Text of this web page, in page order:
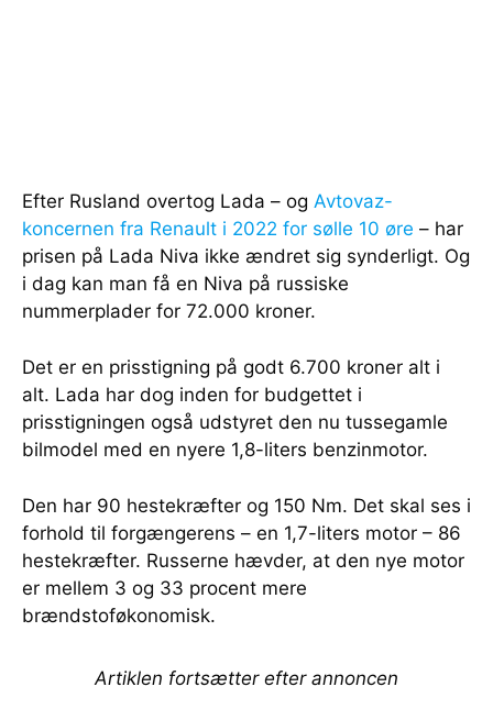
Efter Rusland overtog Lada – og Avtovaz-
koncernen fra Renault i 2022 for sølle 10 øre – har
prisen på Lada Niva ikke ændret sig synderligt. Og
i dag kan man få en Niva på russiske
nummerplader for 72.000 kroner.
Det er en prisstigning på godt 6.700 kroner alt i
alt. Lada har dog inden for budgettet i
prisstigningen også udstyret den nu tussegamle
bilmodel med en nyere 1,8-liters benzinmotor.
Den har 90 hestekræfter og 150 Nm. Det skal ses i
forhold til forgængerens – en 1,7-liters motor – 86
hestekræfter. Russerne hævder, at den nye motor
er mellem 3 og 33 procent mere
brændstoføkonomisk.
Artiklen fortsætter efter annoncen